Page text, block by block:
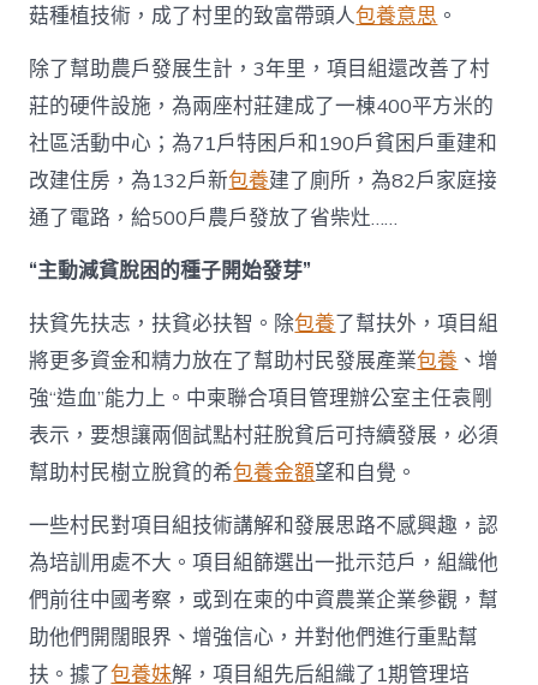
菇種植技術，成了村里的致富帶頭人包養意思 。
除了幫助農戶發展生計，3年里，項目組還改善了村
莊的硬件設施，為兩座村莊建成了一棟400平方米的
社區活動中心；為71戶特困戶和190戶貧困戶重建和
改建住房，為132戶新包養建了廁所，為82戶家庭接
通了電路，給500戶農戶發放了省柴灶……
“主動減貧脫困的種子開始發芽”
扶貧先扶志，扶貧必扶智。除包養了幫扶外，項目組
將更多資金和精力放在了幫助村民發展產業包養 、增
強“造血”能力上。中柬聯合項目管理辦公室主任袁剛
表示，要想讓兩個試點村莊脫貧后可持續發展，必須
幫助村民樹立脫貧的希包養金額望和自覺。
一些村民對項目組技術講解和發展思路不感興趣，認
為培訓用處不大。項目組篩選出一批示范戶，組織他
們前往中國考察，或到在柬的中資農業企業參觀，幫
助他們開闊眼界、增強信心，并對他們進行重點幫
扶。據了包養妹解，項目組先后組織了1期管理培